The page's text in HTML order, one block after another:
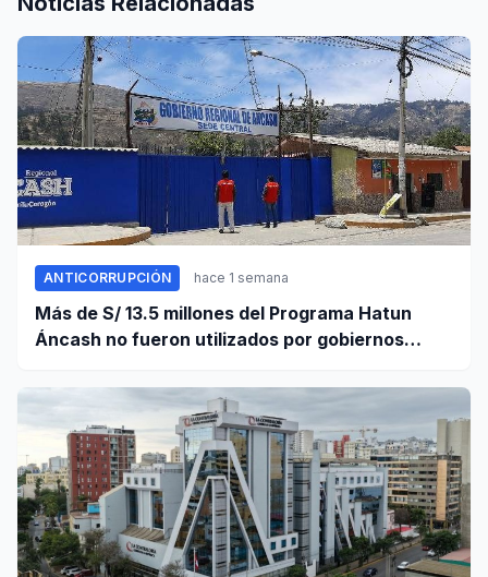
ANTICORRUPCIÓN hace 1 semana
Más de S/ 13.5 millones del Programa Hatun
Áncash no fueron utilizados por gobiernos